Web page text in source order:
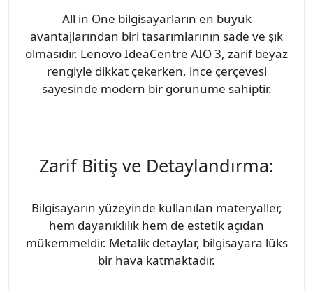
All in One bilgisayarların en büyük
avantajlarından biri tasarımlarının sade ve şık
olmasıdır. Lenovo IdeaCentre AIO 3, zarif beyaz
rengiyle dikkat çekerken, ince çerçevesi
sayesinde modern bir görünüme sahiptir.
Zarif Bitiş ve Detaylandırma:
Bilgisayarın yüzeyinde kullanılan materyaller,
hem dayanıklılık hem de estetik açıdan
mükemmeldir. Metalik detaylar, bilgisayara lüks
bir hava katmaktadır.